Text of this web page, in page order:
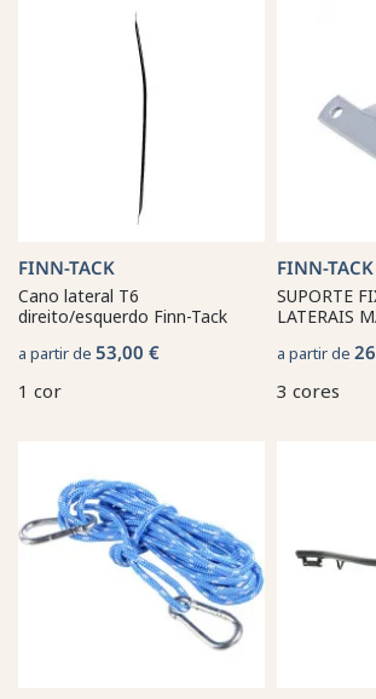
FINN-TACK
Cano lateral T6
direito/esquerdo Finn-Tack
a partir de 53,00 €
1 cor
FINN-TACK
SUPORTE
LATERAIS
a partir de
3 cores